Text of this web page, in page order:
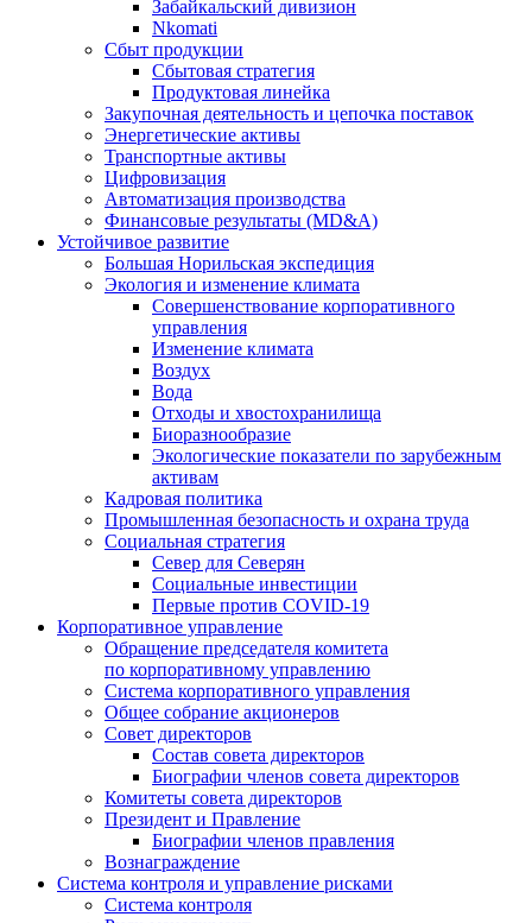
Забайкальский дивизион
Nkomati
Сбыт продукции
Сбытовая стратегия
Продуктовая линейка
Закупочная деятельность и цепочка поставок
Энергетические активы
Транспортные активы
Цифровизация
Автоматизация производства
Финансовые результаты (MD&A)
Устойчивое развитие
Большая Норильская экспедиция
Экология и изменение климата
Совершенствование корпоративного
управления
Изменение климата
Воздух
Вода
Отходы и хвостохранилища
Биоразнообразие
Экологические показатели по зарубежным
активам
Кадровая политика
Промышленная безопасность и охрана труда
Социальная стратегия
Север для Северян
Социальные инвестиции
Первые против COVID‑19
Корпоративное управление
Обращение председателя комитета
по корпоративному управлению
Система корпоративного управления
Общее собрание акционеров
Совет директоров
Состав совета директоров
Биографии членов совета директоров
Комитеты совета директоров
Президент и Правление
Биографии членов правления
Вознаграждение
Система контроля и управление рисками
Система контроля